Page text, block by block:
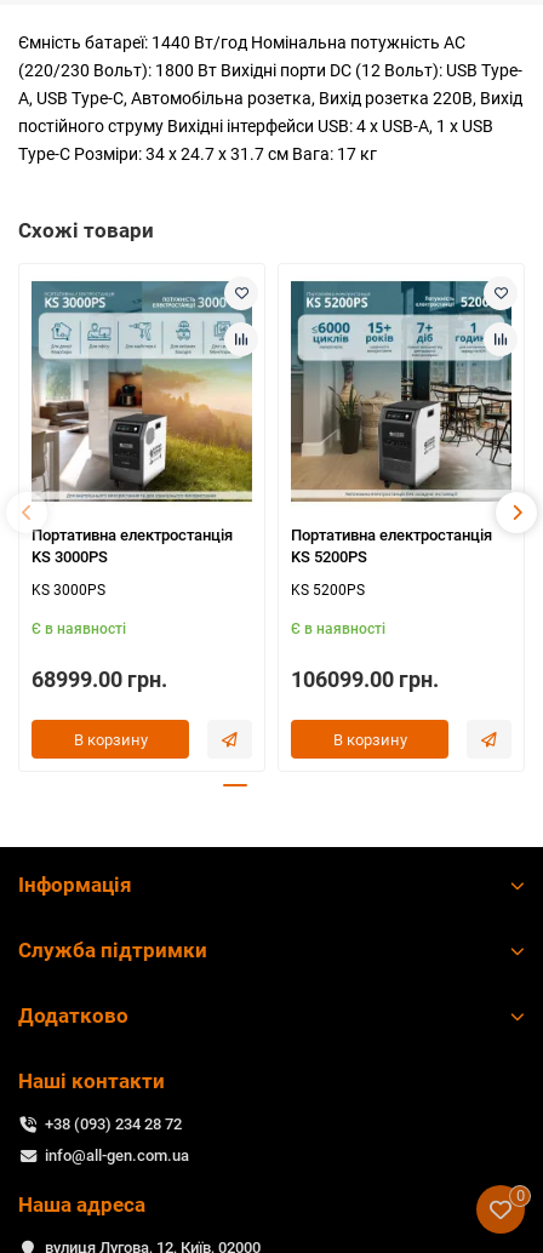
Ємність батареї: 1440 Вт/год Номінальна потужність АС
(220/230 Вольт): 1800 Вт Вихідні порти DC (12 Вольт): USB Type-
A, USB Type-C, Автомобільна розетка, Вихід розетка 220В, Вихід
постійного струму Вихідні інтерфейси USB: 4 x USB-A, 1 x USB
Type-C Розміри: 34 х 24.7 х 31.7 см Вага: 17 кг
Схожі товари
Портативна електростанція
KS 3000PS
KS 3000PS
Є в наявності
68999.00 грн.
В корзину
Портативна електростанція
KS 5200PS
KS 5200PS
Є в наявності
106099.00 грн.
В корзину
Інформація
Служба підтримки
Додатково
Наші контакти
+38 (093) 234 28 72
info@all-gen.com.ua
Наша адреса
вулиця Лугова, 12, Київ, 02000
0